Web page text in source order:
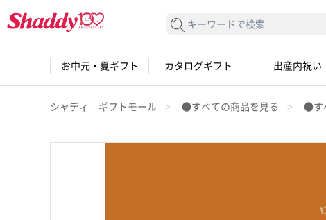
検索する
お中元・夏ギフト カタログギフト 出産内祝い
シャディ ギフトモール ●すべての商品を見る ●す